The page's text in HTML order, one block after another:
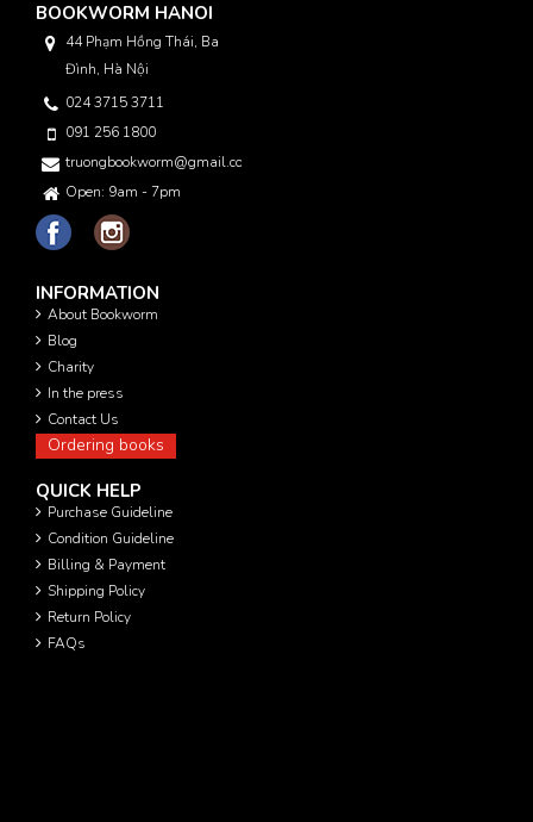
BOOKWORM HANOI
44 Phạm Hồng Thái, Ba
Đình, Hà Nội
024 3715 3711
091 256 1800
truongbookworm@gmail.com
Open: 9am - 7pm
INFORMATION
About Bookworm
Blog
Charity
In the press
Contact Us
Ordering books
QUICK HELP
Purchase Guideline
Condition Guideline
Billing & Payment
Shipping Policy
Return Policy
FAQs